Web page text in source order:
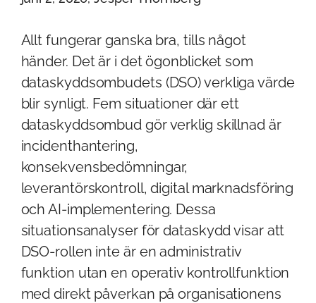
Allt fungerar ganska bra, tills något
händer. Det är i det ögonblicket som
dataskyddsombudets (DSO) verkliga värde
blir synligt. Fem situationer där ett
dataskyddsombud gör verklig skillnad är
incidenthantering,
konsekvensbedömningar,
leverantörskontroll, digital marknadsföring
och AI-implementering. Dessa
situationsanalyser för dataskydd visar att
DSO-rollen inte är en administrativ
funktion utan en operativ kontrollfunktion
med direkt påverkan på organisationens